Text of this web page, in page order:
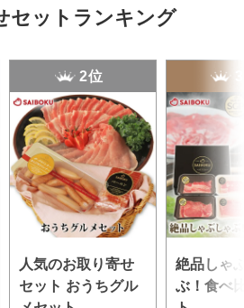
セットランキング
2位
人気のお取り寄せ
セット おうちグル
絶品しゃ
ぶ！食べ